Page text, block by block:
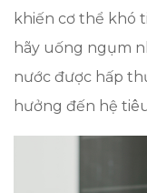
khiến cơ thể khó
hãy uống ngụm
nước được hấp
hưởng đến hệ